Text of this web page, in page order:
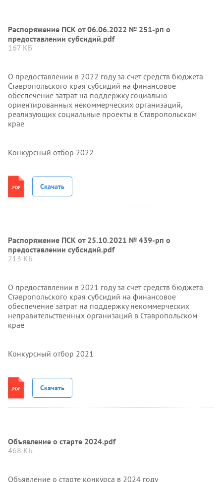
Распоряжение ПСК от 06.06.2022 № 251-рп о
предоставлении субсидий.pdf
167 КБ
О предоставлении в 2022 году за счет средств бюджета
Ставропольского края субсидий на финансовое
обеспечение затрат на поддержку социально
ориентированных некоммерческих организаций,
реализующих социальные проекты в Ставропольском
крае
Конкурсный отбор 2022
Скачать
Распоряжение ПСК от 25.10.2021 № 439-рп о
предоставлении субсидий.pdf
213 КБ
О предоставлении в 2021 году за счет средств бюджета
Ставропольского края субсидий на финансовое
обеспечение затрат на поддержку некоммерческих
неправительственных организаций в Ставропольском
крае
Конкурсный отбор 2021
Скачать
Объявление о старте 2024.pdf
468 КБ
Объявление о старте конкурса в 2024 году